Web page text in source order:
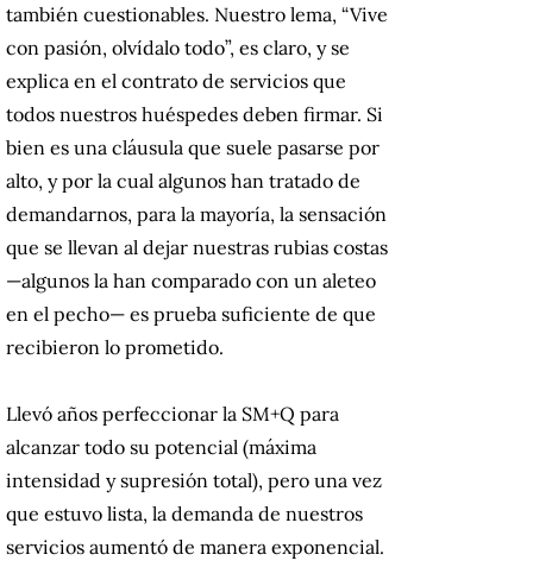
también cuestionables. Nuestro lema, “Vive
con pasión, olvídalo todo”, es claro, y se
explica en el contrato de servicios que
todos nuestros huéspedes deben firmar. Si
bien es una cláusula que suele pasarse por
alto, y por la cual algunos han tratado de
demandarnos, para la mayoría, la sensación
que se llevan al dejar nuestras rubias costas
—algunos la han comparado con un aleteo
en el pecho— es prueba suficiente de que
recibieron lo prometido.
Llevó años perfeccionar la SM+Q para
alcanzar todo su potencial (máxima
intensidad y supresión total), pero una vez
que estuvo lista, la demanda de nuestros
servicios aumentó de manera exponencial.